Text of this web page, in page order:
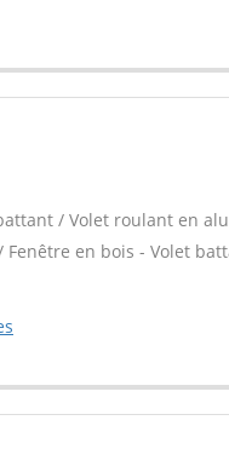
/ Volet roulant en
en bois - Volet